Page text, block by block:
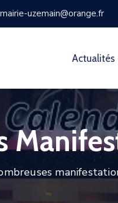
uzemain@orange.fr
Actualités